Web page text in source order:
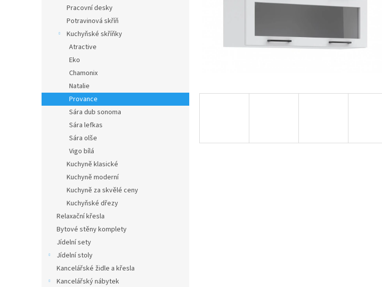
Pracovní desky
Potravinová skříň
Kuchyňské skříňky
Atractive
Eko
Chamonix
Natalie
Provance
Sára dub sonoma
Sára lefkas
Sára olše
Vigo bílá
Kuchyně klasické
Kuchyně moderní
Kuchyně za skvělé ceny
Kuchyňské dřezy
Relaxační křesla
Bytové stěny komplety
Jídelní sety
Jídelní stoly
Kancelářské židle a křesla
Kancelářský nábytek